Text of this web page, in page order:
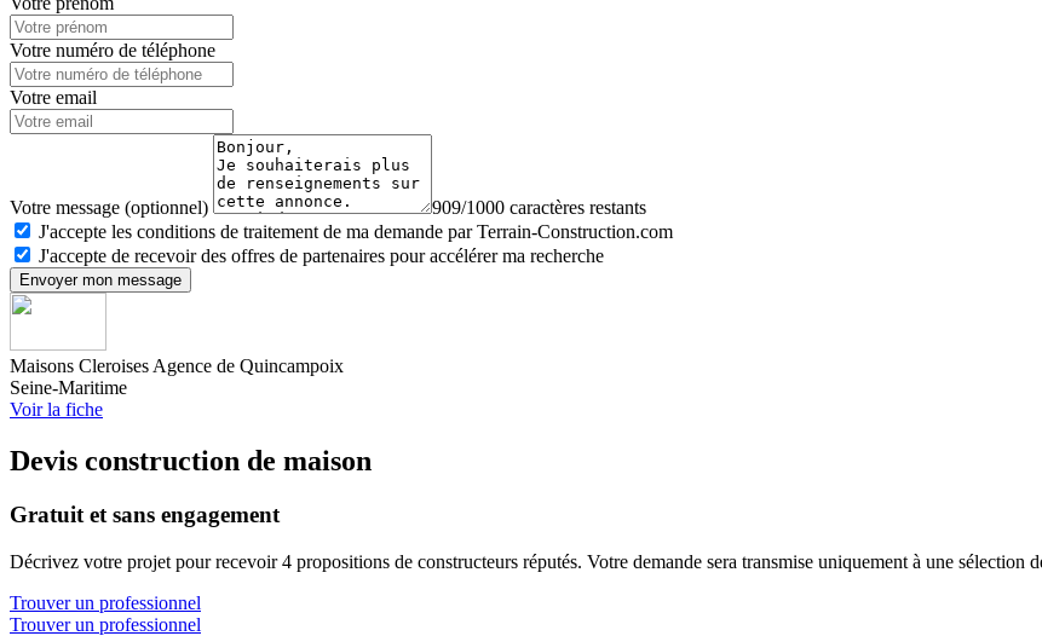
Votre numéro de téléphone
Votre email
Votre message (optionnel)
909/1000 caractères restants
J'accepte les conditions de traitement de ma demande par Terrain-Construction.com
J'accepte de recevoir des offres de partenaires pour accélérer ma recherche
Envoyer mon message
Maisons Cleroises Agence de Quincampoix
Seine-Maritime
Voir la fiche
Devis construction de maison
Gratuit et sans engagement
Décrivez votre projet pour recevoir 4 propositions de constructeurs réputés. Votre demande sera transmise uniquement à une sélection
Trouver un professionnel
Trouver un professionnel